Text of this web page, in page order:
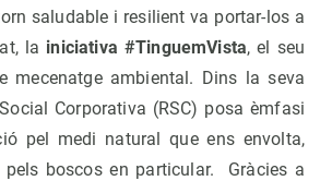
saludable i resilient va portar-los a
la iniciativa #TinguemVista, el seu
mecenatge ambiental. Dins la seva
Corporativa (RSC) posa èmfasi
pel medi natural que ens envolta,
boscos en particular. Gràcies a